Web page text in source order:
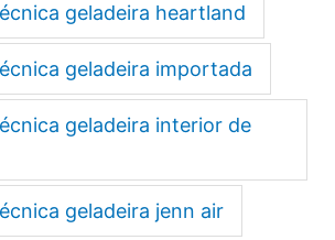
geladeira heartland
geladeira importada
geladeira interior de
geladeira jenn air